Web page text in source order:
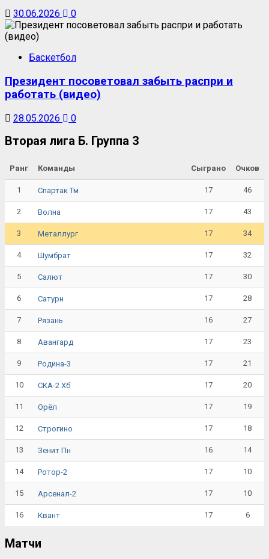
30.06.2026 0
Баскетбол
Президент посоветовал забыть распри и
работать (видео)
28.05.2026 0
Вторая лига Б. Группа 3
Ранг Команды Сыграно Очков
1 Спартак Тм 17 46
2 Волна 17 43
3 Металлург 17 34
4 Шумбрат 17 32
5 Салют 17 30
6 Сатурн 17 28
7 Рязань 16 27
8 Авангард 17 23
9 Родина-3 17 21
10 СКА-2 Хб 17 20
11 Орёл 17 19
12 Строгино 17 18
13 Зенит Пн 16 14
14 Ротор-2 17 10
15 Арсенал-2 17 10
16 Квант 17 6
Матчи